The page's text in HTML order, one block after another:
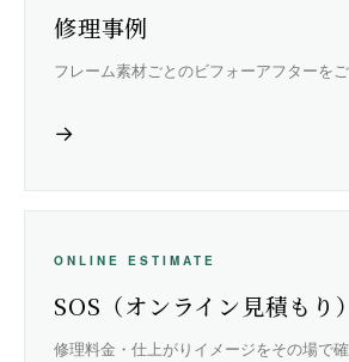
修理事例
フレーム素材ごとのビフォーアフターを
→
ONLINE ESTIMATE
SOS（オンライン見積もり）
修理料金・仕上がりイメージをその場で